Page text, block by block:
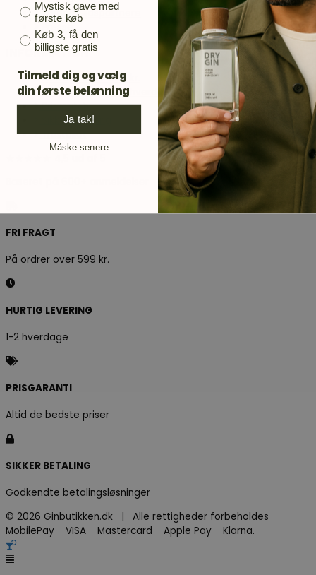
Samarbejdspartnere
Presse
INFORMATION
Fri fragt over 499 kr.
Hurtig levering 1-2 hverdage
Prismatch
Sikker betaling
Trustpilot
FRI FRAGT
På ordrer over 599 kr.
HURTIG LEVERING
1-2 hverdage
PRISGARANTI
Altid de bedste priser
SIKKER BETALING
Godkendte betalingsløsninger
© 2026 Ginbutikken.dk | Alle rettigheder forbeholdes
MobilePay VISA Mastercard Apple Pay Klarna.
Mystisk gave med
første køb
Køb 3, få den
billigste gratis
Tilmeld dig og vælg
din første belønning
Ja tak!
Måske senere